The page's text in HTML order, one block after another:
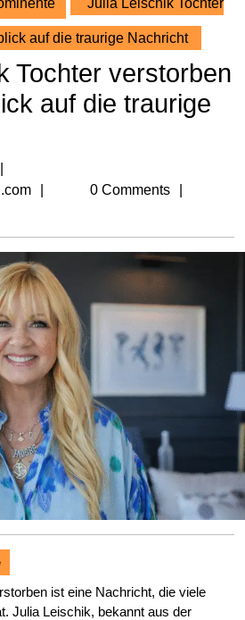
Julia Leischik Tochter
auf die traurige Nachricht
Tochter verstorben
auf die traurige
25,
billionvalues2@gmail.com
0 Comments
ist eine Nachricht, die viele
Julia Leischik, bekannt aus der